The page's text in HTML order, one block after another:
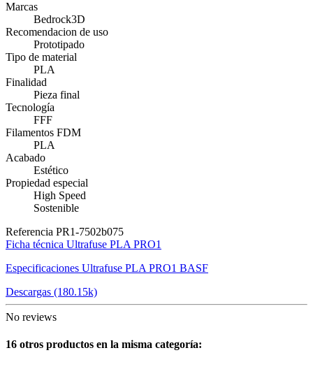
Marcas
Bedrock3D
Recomendacion de uso
Prototipado
Tipo de material
PLA
Finalidad
Pieza final
Tecnología
FFF
Filamentos FDM
PLA
Acabado
Estético
Propiedad especial
High Speed
Sostenible
Referencia PR1-7502b075
Ficha técnica Ultrafuse PLA PRO1
Especificaciones Ultrafuse PLA PRO1 BASF
Descargas (180.15k)
No reviews
16 otros productos en la misma categoría: